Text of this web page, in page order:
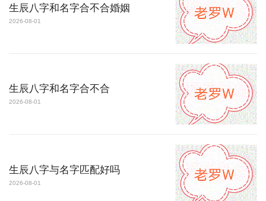
生辰八字和名字合不合婚姻
2026-08-01
生辰八字和名字合不合
2026-08-01
生辰八字与名字匹配好吗
2026-08-01